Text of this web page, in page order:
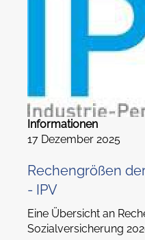
Informationen
17 Dezember 2025
Rechengrößen
- IPV
Eine Übersicht an
Sozialversicherung